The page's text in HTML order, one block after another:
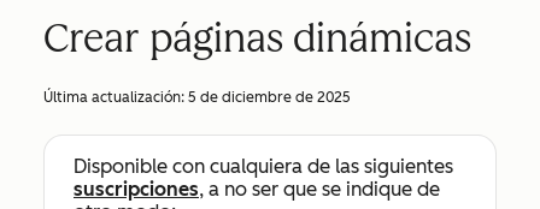
Crear páginas dinámicas
Última actualización: 5 de diciembre de 2025
Disponible con cualquiera de las siguientes
suscripciones, a no ser que se indique de